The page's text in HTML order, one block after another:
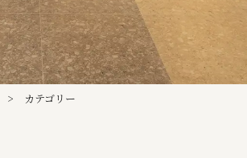
カテゴリー